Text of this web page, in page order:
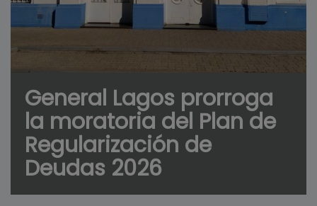
General Lagos prorroga
la moratoria del Plan de
Regularización de
Deudas 2026